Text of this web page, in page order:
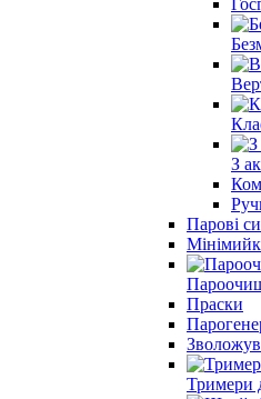
З
Парові
Праски
Тримери